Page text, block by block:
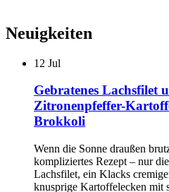
Neuigkeiten
12 Jul
Gebratenes
Zitronenpfeffer-
Brokkoli
Wenn die Sonne draußen
kompliziertes Rezept – nur
Lachsfilet, ein Klacks
knusprige Kartoffelecken mit